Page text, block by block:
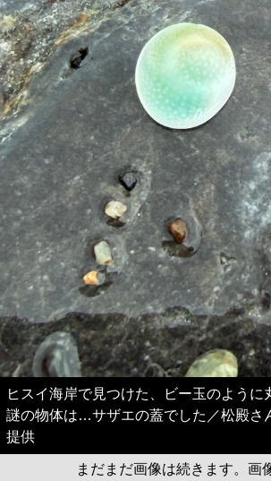
ヒスイ海岸で見つけた、ビー玉のように
謎の物体は…サザエの蓋でした／松殿さ
提供
まだまだ画像は続きます。画